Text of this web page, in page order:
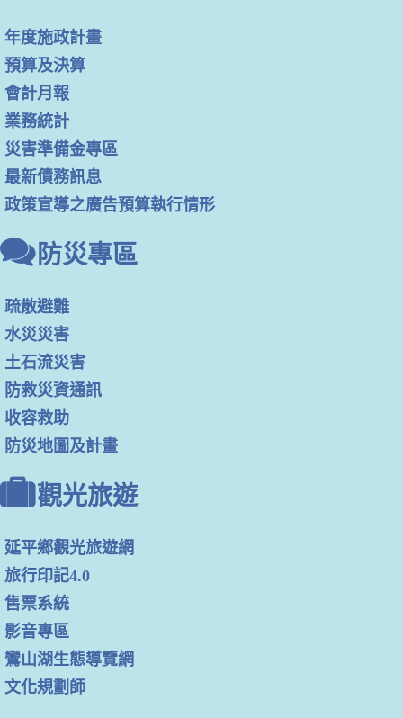
年度施政計畫
預算及決算
會計月報
業務統計
災害準備金專區
最新債務訊息
政策宣導之廣告預算執行情形
防災專區
疏散避難
水災災害
土石流災害
防救災資通訊
收容救助
防災地圖及計畫
觀光旅遊
延平鄉觀光旅遊網
旅行印記4.0
售票系統
影音專區
鸞山湖生態導覽網
文化規劃師